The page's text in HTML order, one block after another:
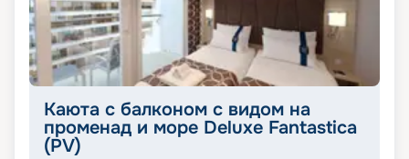
Каюта с балконом с видом на
променад и море Deluxe Fantastica
(PV)